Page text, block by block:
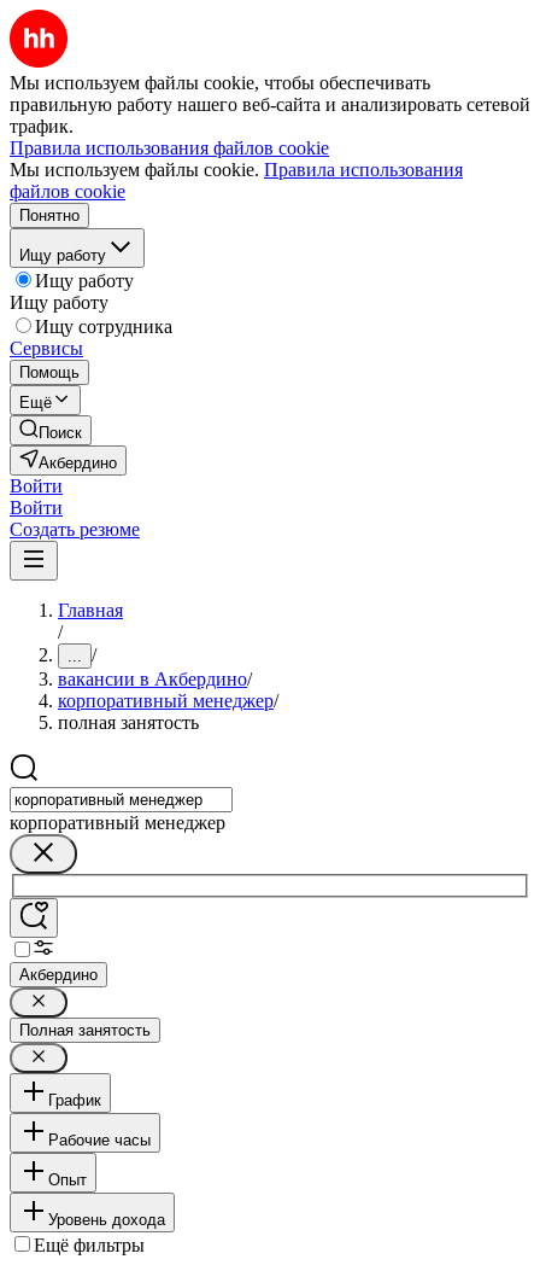
Мы используем файлы cookie, чтобы обеспечивать
правильную работу нашего веб-сайта и анализировать сетевой
трафик.
Правила использования файлов cookie
Мы используем файлы cookie. Правила использования
файлов cookie
Понятно
Ищу работу
Ищу работу
Ищу работу
Ищу сотрудника
Сервисы
Помощь
Ещё
Поиск
Акбердино
Войти
Войти
Создать резюме
Главная
/
... /
вакансии в Акбердино/
корпоративный менеджер/
полная занятость
корпоративный менеджер
Акбердино
Полная занятость
График
Рабочие часы
Опыт
Уровень дохода
Ещё фильтры